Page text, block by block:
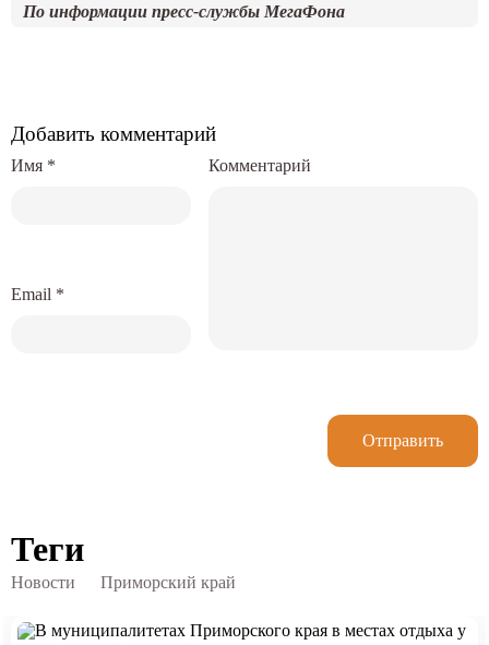
По информации пресс-службы МегаФона
Добавить комментарий
Комментарий
Имя *
Email *
Отправить
Теги
Новости Приморский край